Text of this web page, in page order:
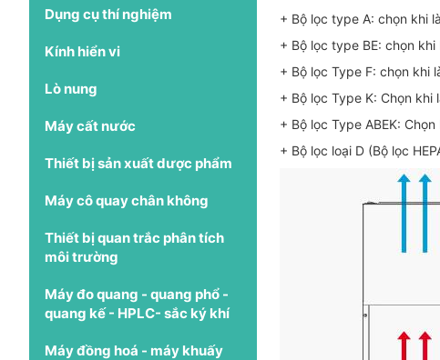
Dụng cụ thí nghiệm
Kính hiển vi
Lò nung
Máy cất nước
Thiết bị sản xuất dược phẩm
Máy cô quay chân không
Thiết bị quan trắc phân tích
môi trường
Máy đo quang - quang phổ -
quang kế - HPLC- sắc ký khí
Máy đồng hoá - máy khuấy
+ Bộ lọc type A: chọn khi
+ Bộ lọc type BE: chọn
+ Bộ lọc Type F: chọn khi
+ Bộ lọc Type K: Chọn
+ Bộ lọc Type ABEK:
+ Bộ lọc loại D (Bộ lọc